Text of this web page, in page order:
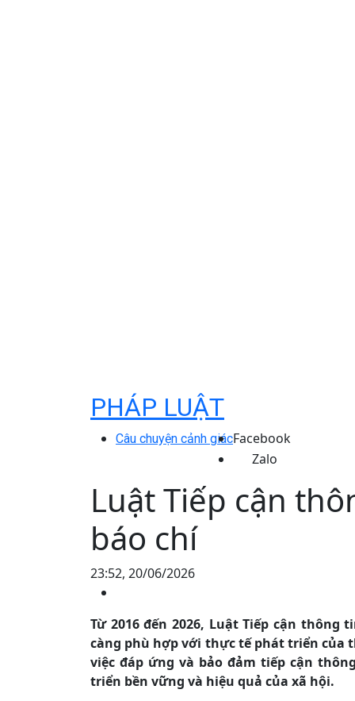
PHÁP LUẬT
Câu chuyện cảnh giácFacebook
Zalo
Luật Tiếp cận
báo chí
23:52, 20/06/2026
Từ 2016 đến 2026, Luật Tiếp cận
càng phù hợp với thực tế phát triển của
việc đáp ứng và bảo đảm tiếp cận
triển bền vững và hiệu quả của xã hội.